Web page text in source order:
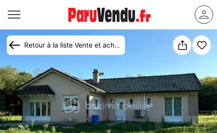
Retour à la liste Vente et achat maison Vimory